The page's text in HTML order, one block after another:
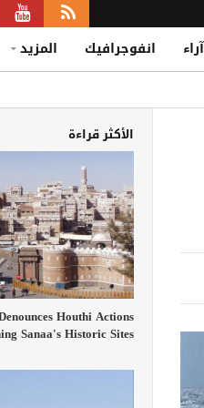
آراء انفوجرافيك المزيد
الأكثر قراءة
Houthi Actions
Sanaa's Historic Sites